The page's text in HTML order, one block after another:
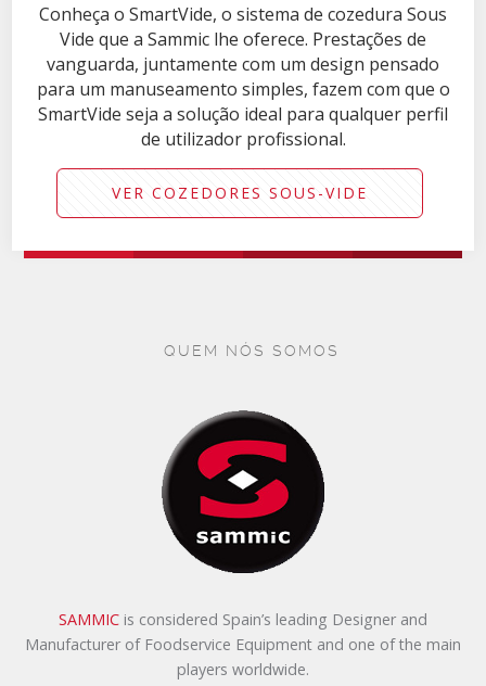
Conheça o SmartVide, o sistema de cozedura Sous
Vide que a Sammic lhe oferece. Prestações de
vanguarda, juntamente com um design pensado
para um manuseamento simples, fazem com que o
SmartVide seja a solução ideal para qualquer perfil
de utilizador profissional.
VER COZEDORES SOUS-VIDE
QUEM NÓS SOMOS
SAMMIC is considered Spain’s leading Designer and
Manufacturer of Foodservice Equipment and one of the main
players worldwide.